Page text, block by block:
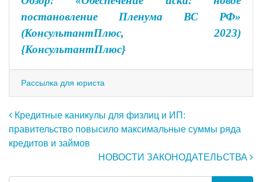
постановление Пленума ВС РФ»
(КонсультантПлюс, 2023)
{КонсультантПлюс}
Рассылка для юриста
Навигация по записям
Кредитные каникулы для физлиц и ИП:
правительство повысило максимальные суммы ряда
кредитов и займов
НОВОСТИ ЗАКОНОДАТЕЛЬСТВА